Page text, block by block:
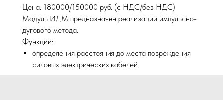
Цена: 180000/150000 руб. (с НДС/без НДС)
Модуль ИДМ предназначен реализации импульсно-
дугового метода.
Функции:
определения расстояния до места повреждения
силовых электрических кабелей.